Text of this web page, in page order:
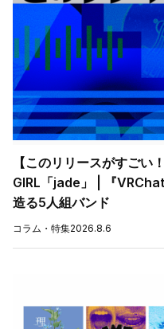
【このリリースがすごい
GIRL「jade」 | 『
造る5人組バンド
コラム・特集2026.8.6